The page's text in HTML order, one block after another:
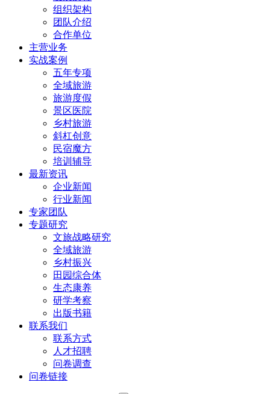
组织架构
团队介绍
合作单位
主营业务
实战案例
五年专项
全域旅游
旅游度假
景区医院
乡村旅游
斜杠创意
民宿魔方
培训辅导
最新资讯
企业新闻
行业新闻
专家团队
专题研究
文旅战略研究
全域旅游
乡村振兴
田园综合体
生态康养
研学考察
出版书籍
联系我们
联系方式
人才招聘
问卷调查
问卷链接